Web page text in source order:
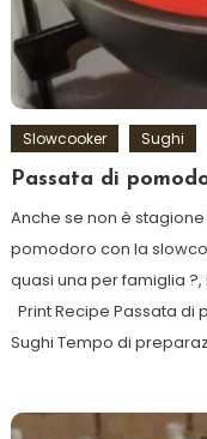
Slowcooker Sughi
Passata di
Anche se non è
pomodoro con la
quasi una per famiglia
Print Recipe Passata
Sughi Tempo di